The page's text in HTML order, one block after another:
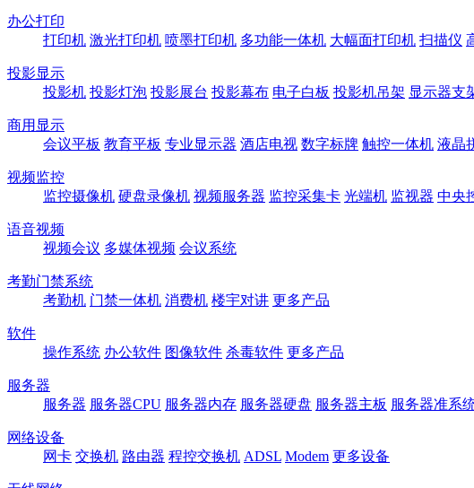
办公打印
打印机 激光打印机 喷墨打印机 多功能一体机 大幅面打印机 扫描仪
投影显示
投影机 投影灯泡 投影展台 投影幕布 电子白板 投影机吊架 显示器支
商用显示
会议平板 教育平板 专业显示器 酒店电视 数字标牌 触控一体机 液晶
视频监控
监控摄像机 硬盘录像机 视频服务器 监控采集卡 光端机 监视器 中央
语音视频
视频会议 多媒体视频 会议系统
考勤门禁系统
考勤机 门禁一体机 消费机 楼宇对讲 更多产品
软件
操作系统 办公软件 图像软件 杀毒软件 更多产品
服务器
服务器 服务器CPU 服务器内存 服务器硬盘 服务器主板 服务器准系
网络设备
网卡 交换机 路由器 程控交换机 ADSL Modem 更多设备